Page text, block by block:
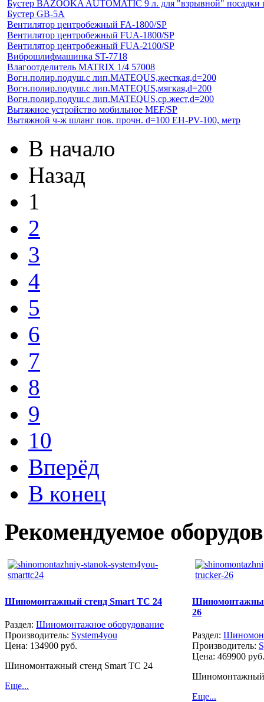
Бустер BAZOOKA AUTOMATIC 9 л. для "взрывной" посадки
Бустер GB-5A
Вентилятор центробежный FA-1800/SP
Вентилятор центробежный FUA-1800/SP
Вентилятор центробежный FUA-2100/SP
Виброшлифмашинка ST-7718
Влагоотделитель MATRIX 1/4 57008
Вогн.полир.подуш.с лип.MATEQUS,жесткая,d=200
Вогн.полир.подуш.с лип.MATEQUS,мягкая,d=200
Вогн.полир.подуш.с лип.MATEQUS,ср.жест,d=200
Вытяжное устройство мобильное MEF/SP
Вытяжной ч-ж шланг пов. прочн. d=100 EH-PV-100, метр
В начало
Назад
1
2
3
4
5
6
7
8
9
10
Вперёд
В конец
Рекомендуемое
Шиномонтажный стенд Smart TC 24
Раздел: Шиномонтажное оборудование
Производитель: System4you
Цена: 134900 руб.
Шиномонтажный стенд Smart TC 24
Еще...
26
Раздел:
Производитель:
Цена:469900
Шиномонтажный
Еще...